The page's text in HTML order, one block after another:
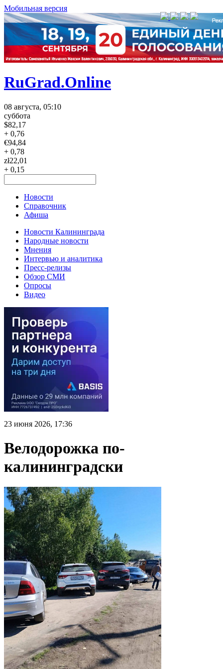
Мобильная версия
RuGrad.Online
08 августа, 05:10
суббота
$82,17
+ 0,76
€94,84
+ 0,78
zł22,01
+ 0,15
Новости
Справочник
Афиша
Новости Калининграда
Народные новости
Мнения
Интервью и аналитика
Пресс-релизы
Обзор СМИ
Опросы
Видео
23 июня 2026, 17:36
Велодорожка по-
калининградски